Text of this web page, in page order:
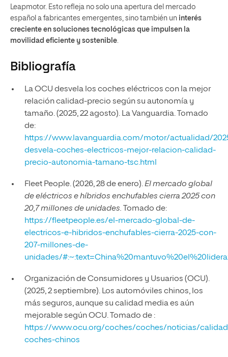
Leapmotor. Esto refleja no solo una apertura del mercado
español a fabricantes emergentes, sino también un interés
creciente en soluciones tecnológicas que impulsen la
movilidad eficiente y sostenible.
Bibliografía
La OCU desvela los coches eléctricos con la mejor
relación calidad-precio según su autonomía y
tamaño. (2025, 22 agosto). La Vanguardia. Tomado
de:
https://www.lavanguardia.com/motor/actualidad/
desvela-coches-electricos-mejor-relacion-calidad-
precio-autonomia-tamano-tsc.html
Fleet People. (2026, 28 de enero).El mercado global
de eléctricos e híbridos enchufables cierra 2025 con
20,7 millones de unidades. Tomado de:
https://fleetpeople.es/el-mercado-global-de-
electricos-e-hibridos-enchufables-cierra-2025-con-
207-millones-de-
unidades/
Organización de Consumidores y Usuarios (OCU).
(2025, 2 septiembre). Los automóviles chinos, los
más seguros, aunque su calidad media es aún
mejorable según OCU. Tomado de :
https://www.ocu.org/coches/coches/noticias/
coches-chinos